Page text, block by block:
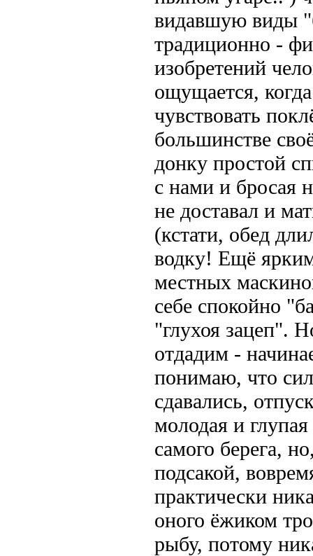
видавшую виды
традиционно -
изобретений
ощущается,
чувствовать
большинстве
донку простой
с нами и бросая
не доставал и
(кстати, обед
водку! Ещё
местных
себе спокойно
"глухоя зацеп".
отдадим -
понимаю, что
сдавались,
молодая и
самого берега,
подсакой,
практически
оного ёжиком
рыбу, потому